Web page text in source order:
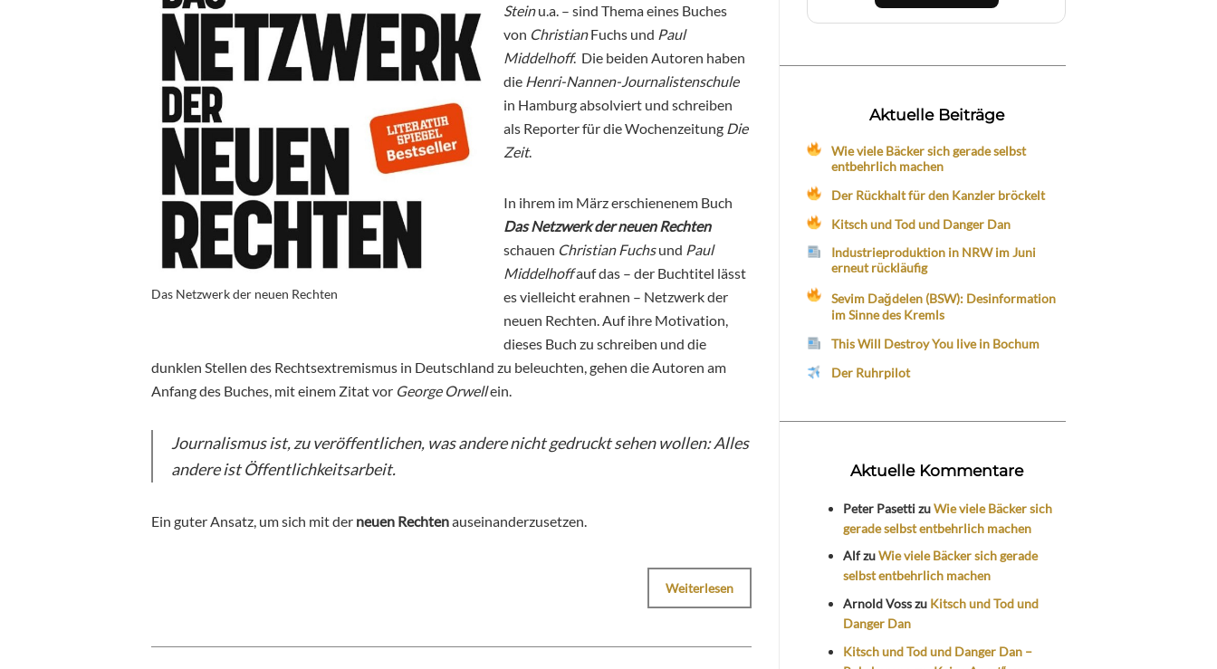
Das Netzwerk der neuen Rechten
Steinu.a. – sind Thema eines Buches
von ChristianFuchs und Paul
Middelhoff. Die beiden Autoren haben
die Henri-Nannen-Journalistenschule
in Hamburg absolviert und schreiben
als Reporter für die Wochenzeitung Die
Zeit.
In ihrem im März erschienenem Buch
Das Netzwerk der neuen Rechten
schauen Christian Fuchsund Paul
Middelhoffauf das – der Buchtitel lässt
es vielleicht erahnen – Netzwerk der
neuen Rechten. Auf ihre Motivation,
dieses Buch zu schreiben und die
dunklen Stellen des Rechtsextremismus in Deutschland zu beleuchten, gehen die Autoren am
Anfang des Buches, mit einem Zitat vor George Orwellein.
Journalismus ist, zu veröffentlichen, was andere nicht gedruckt sehen wollen: Alles
andere ist Öffentlichkeitsarbeit.
Ein guter Ansatz, um sich mit der neuen Rechtenauseinanderzusetzen.
Weiterlesen
Aktuelle Beiträge
Wie viele Bäcker sich gerade selbst
entbehrlich machen
Der Rückhalt für den Kanzler bröckelt
Kitsch und Tod und Danger Dan
Industrieproduktion in NRW im Juni
erneut rückläufig
Sevim Dağdelen (BSW): Desinformation
im Sinne des Kremls
This Will Destroy You live in Bochum
Der Ruhrpilot
Aktuelle Kommentare
Peter PasettizuWie viele Bäcker sich
gerade selbst entbehrlich machen
AlfzuWie viele Bäcker sich gerade
selbst entbehrlich machen
Arnold Vosszu Kitsch und Tod und
Danger Dan
Kitsch und Tod und Danger Dan –